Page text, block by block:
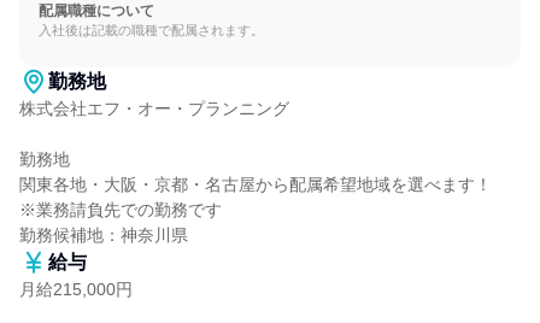
配属職種について
入社後は記載の職種で配属されます。
勤務地
株式会社エフ・オー・プランニング
勤務地
関東各地・大阪・京都・名古屋から配属希望地域を選べます！
※業務請負先での勤務です
勤務候補地：神奈川県
給与
月給215,000円